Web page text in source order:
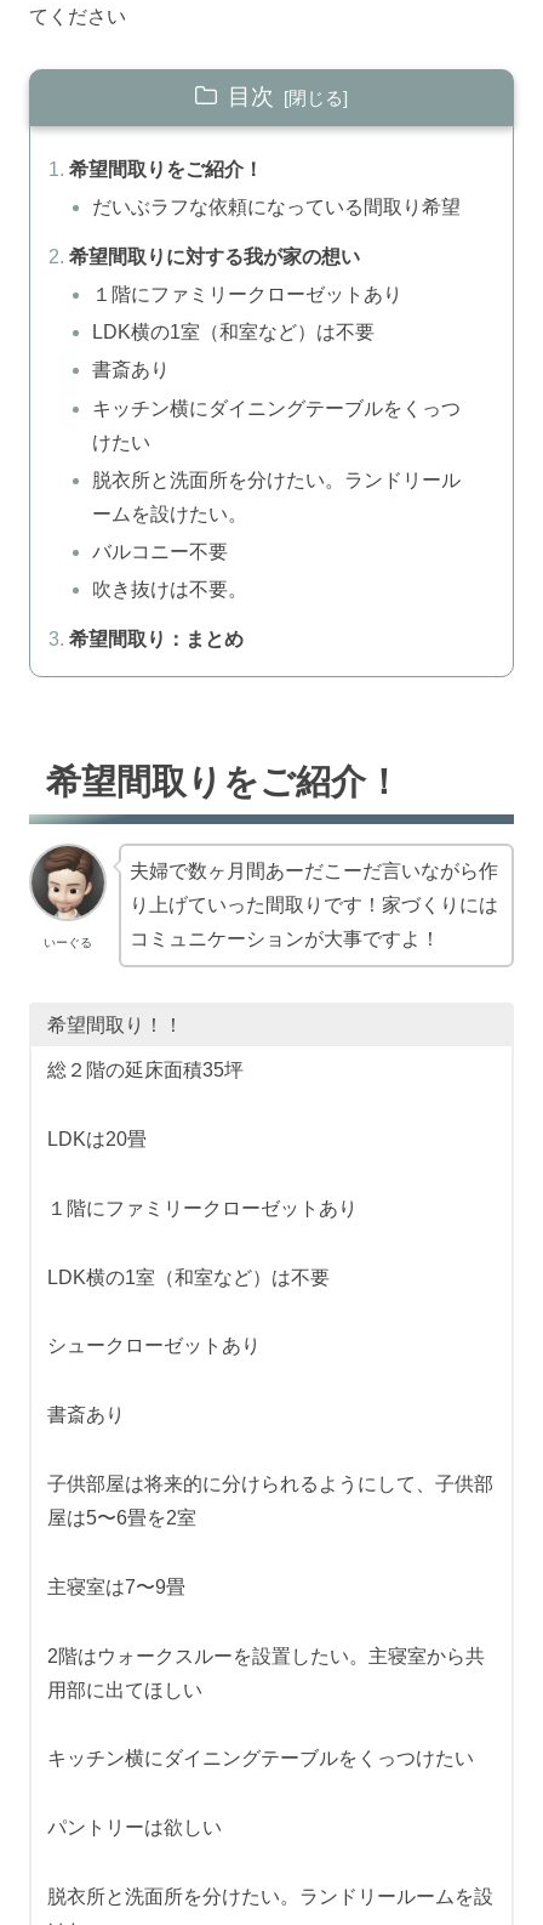
てください
目次
希望間取りをご紹介！
だいぶラフな依頼になっている間取り希望
希望間取りに対する我が家の想い
１階にファミリークローゼットあり
LDK横の1室（和室など）は不要
書斎あり
キッチン横にダイニングテーブルをくっつ
けたい
脱衣所と洗面所を分けたい。ランドリール
ームを設けたい。
バルコニー不要
吹き抜けは不要。
希望間取り：まとめ
希望間取りをご紹介！
いーぐる
夫婦で数ヶ月間あーだこーだ言いながら作
り上げていった間取りです！家づくりには
コミュニケーションが大事ですよ！
希望間取り！！
総２階の延床面積35坪
LDKは20畳
１階にファミリークローゼットあり
LDK横の1室（和室など）は不要
シュークローゼットあり
書斎あり
子供部屋は将来的に分けられるようにして、子供部
屋は5〜6畳を2室
主寝室は7〜9畳
2階はウォークスルーを設置したい。主寝室から共
用部に出てほしい
キッチン横にダイニングテーブルをくっつけたい
パントリーは欲しい
脱衣所と洗面所を分けたい。ランドリールームを設